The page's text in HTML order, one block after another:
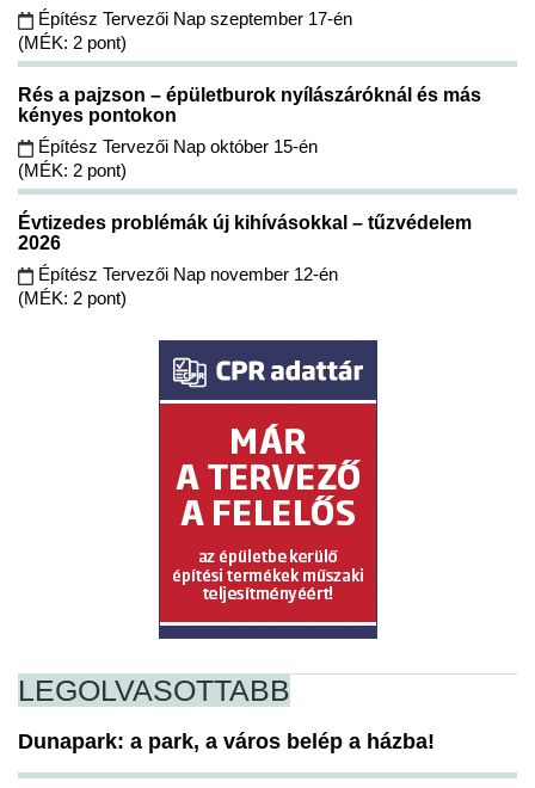
Építész Tervezői Nap szeptember 17-én
(MÉK: 2 pont)
Rés a pajzson – épületburok nyílászáróknál és más
kényes pontokon
Építész Tervezői Nap október 15-én
(MÉK: 2 pont)
Évtizedes problémák új kihívásokkal – tűzvédelem
2026
Építész Tervezői Nap november 12-én
(MÉK: 2 pont)
LEGOLVASOTTABB
Dunapark: a park, a város belép a házba!